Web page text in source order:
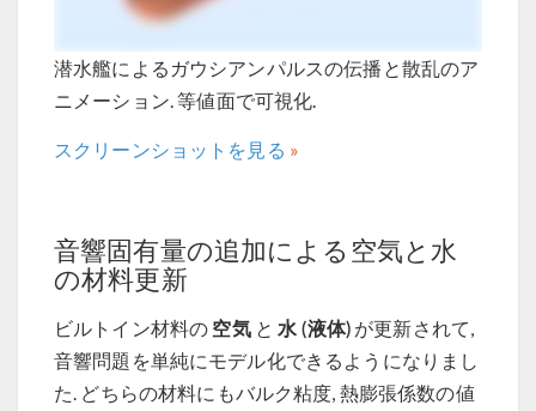
潜水艦によるガウシアンパルスの伝播と散乱のア
ニメーション. 等値面で可視化.
スクリーンショットを見る
音響固有量の追加による空気と水
の材料更新
ビルトイン材料の 空気と 水 (液体) が更新されて,
音響問題を単純にモデル化できるようになりまし
た. どちらの材料にもバルク粘度, 熱膨張係数の値